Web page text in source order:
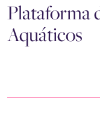
Plataforma
Aquáticos